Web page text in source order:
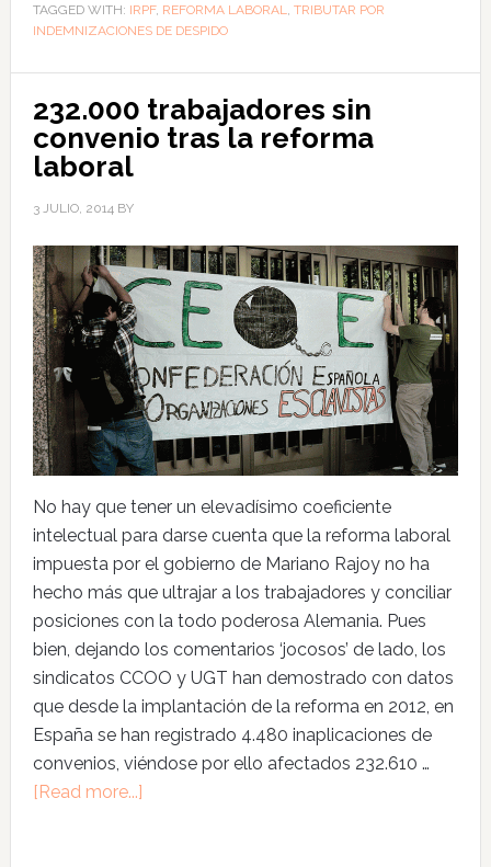
TAGGED WITH: IRPF, REFORMA LABORAL
TRIBUTAR POR
INDEMNIZACIONES DE DESPIDO
232.000 trabajadores sin
convenio tras la reforma
laboral
3 JULIO, 2014 BY
No hay que tener un elevadísimo coeficiente
intelectual para darse cuenta que la reforma laboral
impuesta por el gobierno de Mariano Rajoy no ha
hecho más que ultrajar a los trabajadores y conciliar
posiciones con la todo poderosa Alemania. Pues
bien, dejando los comentarios ‘jocosos’ de lado, los
sindicatos CCOO y UGT han demostrado con datos
que desde la implantación de la reforma en 2012, en
España se han registrado 4.480 inaplicaciones de
convenios, viéndose por ello afectados 232.610 …
[Read more...]